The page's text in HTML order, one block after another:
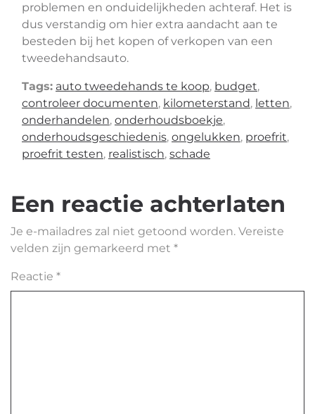
problemen en onduidelijkheden achteraf. Het is
dus verstandig om hier extra aandacht aan te
besteden bij het kopen of verkopen van een
tweedehandsauto.
Tags: auto tweedehands te koop, budget,
controleer documenten, kilometerstand, letten,
onderhandelen, onderhoudsboekje,
onderhoudsgeschiedenis, ongelukken, proefrit,
proefrit testen, realistisch, schade
Een reactie achterlaten
Je e-mailadres zal niet getoond worden. Vereiste
velden zijn gemarkeerd met *
Reactie *